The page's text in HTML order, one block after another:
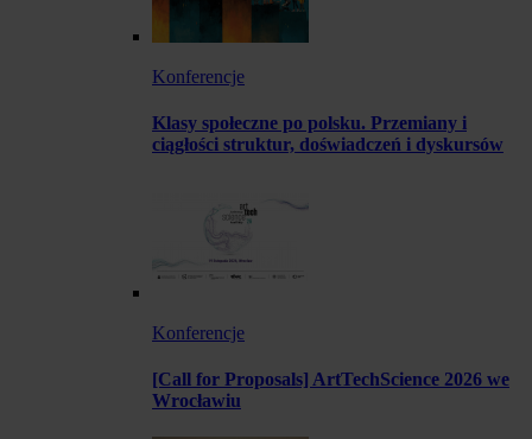
Konferencje
Klasy społeczne po polsku. Przemiany i
ciągłości struktur, doświadczeń i dyskursów
Konferencje
[Call for Proposals] ArtTechScience 2026 we
Wrocławiu